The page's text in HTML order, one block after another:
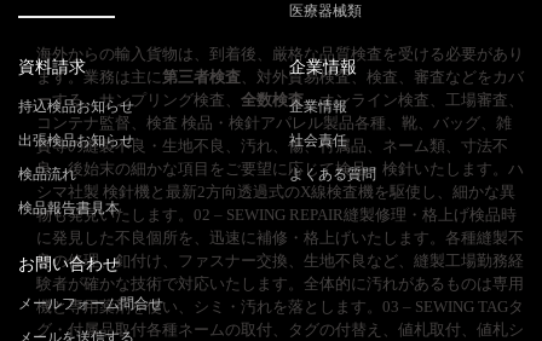
海外からの輸入貨物は、到着後、厳格な品質検査を受ける必要があり
ます。業務は主に 第三者検査 、対外貿易検査、検査、審査などをカバ
ーする。サンプリング検査、 全数検査、オンライン検査、工場審査、
コンテナ監督、検査 検品・検針アパレル製品各種、靴、バッグ、雑
貨等の縫製不良・生地不良、汚れ、傷、付属品、ネーム類、寸法不
良、後始末の細かな項目をご要望に応じて検品・検針いたします。ハ
シマ社製 検針機と最新2方向透過式のX線検査機を駆使し、細かな異
物も発見いたします。02 – SEWING REPAIR縫製修理・格上げ検品時
に発見した不良個所を、迅速に補修・格上げいたします。各種縫製不
良の修理、釦付け、ファスナー交換、生地不良など、縫製工場勤務経
験者が確かな技術で対応いたします。全体的に汚れがあるものは専用
機と専用薬剤を使い、シミ・汚れを落とします。03 – SEWING TAGタ
グ・付属品取付各種ネームの取付、タグの付替え、値札取付、値札シ
医療器械類
資料請求
持込検品お知らせ
出張検品お知らせ
検品流れ
検品報告書見本
企業情報
企業情報
社会責任
よくある質問
お問い合わせ
メールフォーム問合せ
メールを送信する